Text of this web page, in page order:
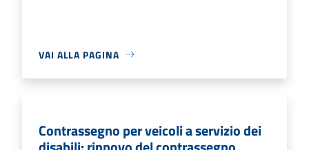
VAI ALLA PAGINA
Contrassegno per veicoli a servizio dei